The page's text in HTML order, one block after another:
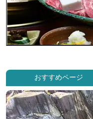
おすすめページ